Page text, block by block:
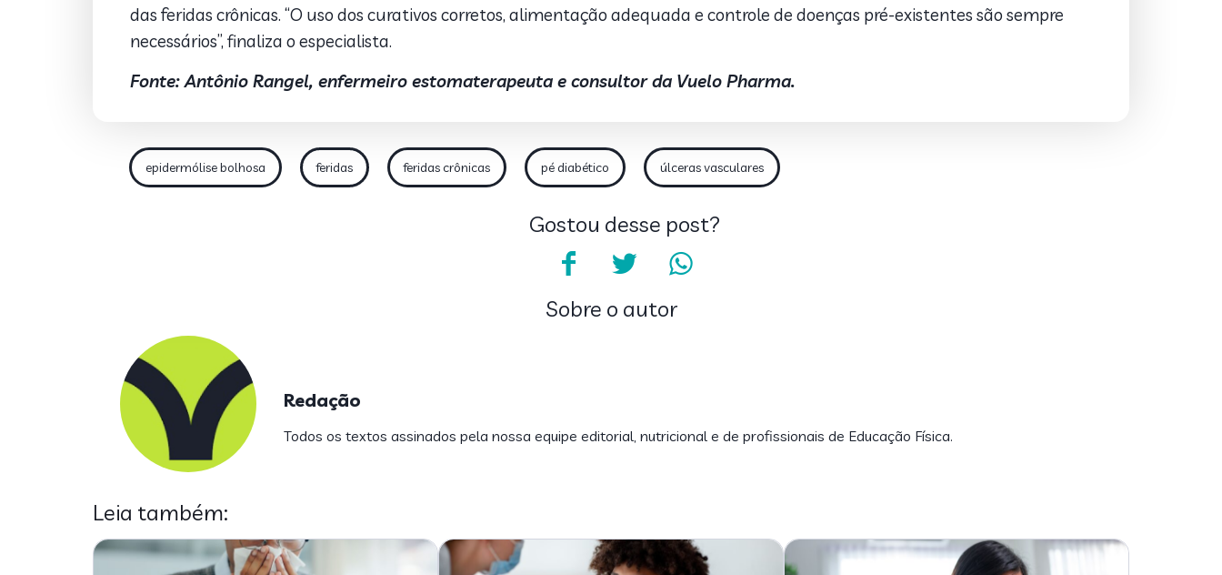
das feridas crônicas. “O uso dos curativos corretos, alimentação adequada e controle de doenças pré-existentes são sempre
necessários”, finaliza o especialista.
Fonte: Antônio Rangel, enfermeiro estomaterapeuta e consultor da Vuelo Pharma.
epidermólise bolhosa feridas feridas crônicas pé diabético úlceras vasculares
Gostou desse post?
Sobre o autor
Redação
Todos os textos assinados pela nossa equipe editorial, nutricional e de profissionais de Educação Física.
Leia também: